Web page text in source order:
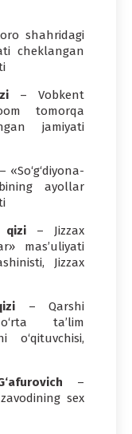
shahridagi
cheklangan
– Vobkent
tomorqa
jamiyati
«So‘g‘diyona-
ayollar
qizi – Jizzax
mas’uliyati
Jizzax
– Qarshi
ta’lim
o‘qituvchisi,
–
sex